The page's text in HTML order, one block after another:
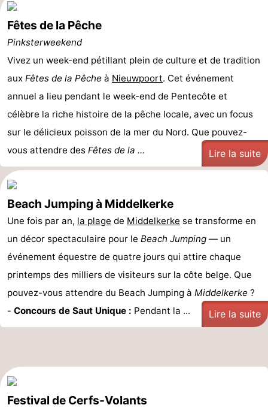
Fêtes de la Pêche
Pinksterweekend
Vivez un week-end pétillant plein de culture et de tradition
aux Fêtes de la Pêche à Nieuwpoort. Cet événement
annuel a lieu pendant le week-end de Pentecôte et
célèbre la riche histoire de la pêche locale, avec un focus
sur le délicieux poisson de la mer du Nord. Que pouvez-
vous attendre des Fêtes de la ... Lire la suite
Beach Jumping à Middelkerke
Une fois par an, la plage de Middelkerke se transforme en
un décor spectaculaire pour le Beach Jumping — un
événement équestre de quatre jours qui attire chaque
printemps des milliers de visiteurs sur la côte belge. Que
pouvez-vous attendre du Beach Jumping à Middelkerke ?
- Concours de Saut Unique : Pendant la ... Lire la suite
Festival de Cerfs-Volants